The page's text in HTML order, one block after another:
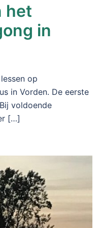
het
in
op
in Vorden. De eerste
voldoende
[…]